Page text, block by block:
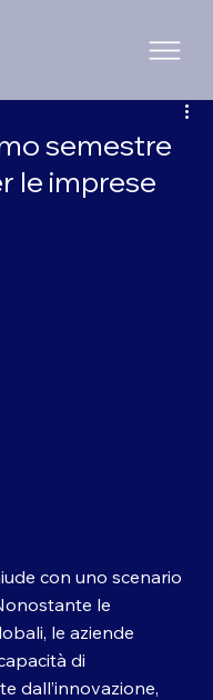
semestre
le imprese
con uno scenario
le
le aziende
di
dall’innovazione,